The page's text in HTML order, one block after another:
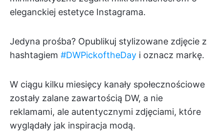
eleganckiej estetyce Instagrama.
Jedyna prośba? Opublikuj stylizowane zdjęcie z
hashtagiem #DWPickoftheDay i oznacz markę.
W ciągu kilku miesięcy kanały społecznościowe
zostały zalane zawartością DW, a nie
reklamami, ale autentycznymi zdjęciami, które
wyglądały jak inspiracja modą.